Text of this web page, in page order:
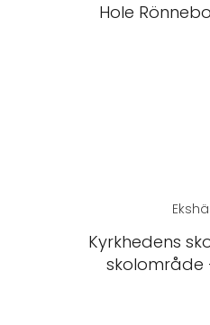
Hole
Kyrkhedens
skolområde